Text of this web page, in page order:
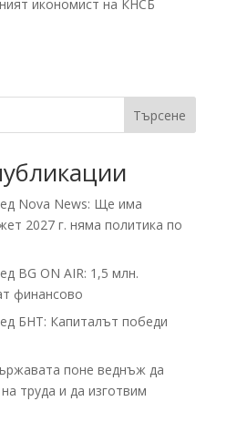
икономист на КНСБ
Търсене
Nova News: Ще има
2027 г. няма политика по
BG ON AIR: 1,5 млн.
финансово
БНТ: Капиталът победи
поне веднъж да
труда и да изготвим